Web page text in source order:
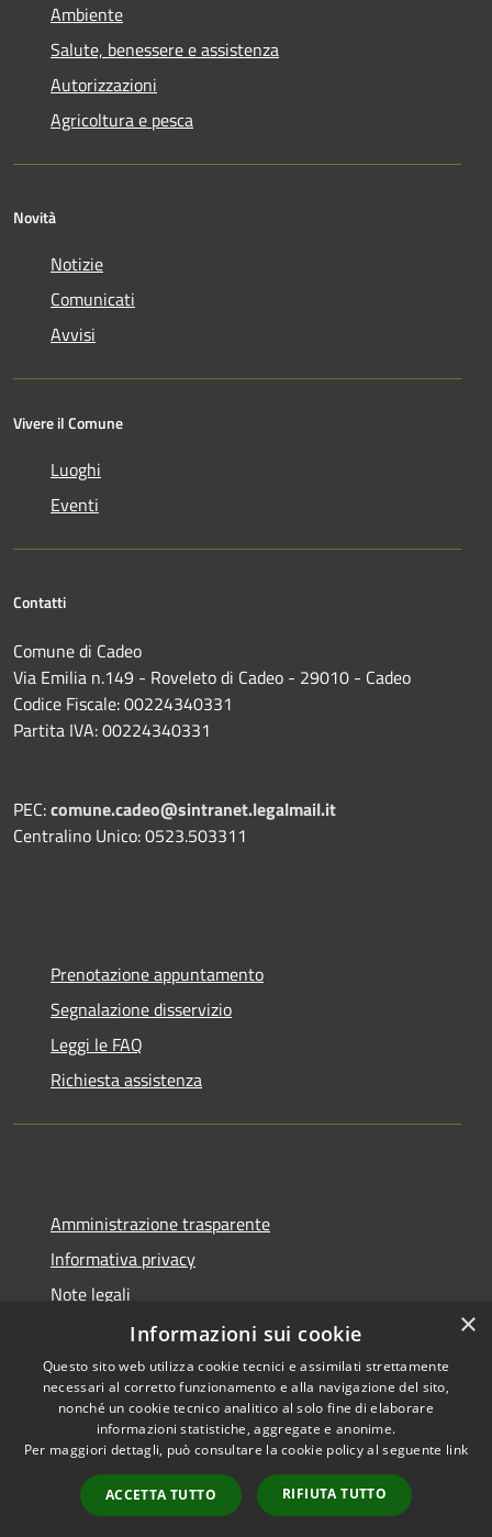
Ambiente
Salute, benessere e assistenza
Autorizzazioni
Agricoltura e pesca
Novità
Notizie
Comunicati
Avvisi
Vivere il Comune
Luoghi
Eventi
Contatti
Comune di Cadeo
Via Emilia n.149 - Roveleto di Cadeo - 29010 - Cadeo
Codice Fiscale: 00224340331
Partita IVA: 00224340331
PEC:comune.cadeo@sintranet.legalmail.it
Centralino Unico: 0523.503311
Prenotazione appuntamento
Segnalazione disservizio
Leggi le FAQ
Richiesta assistenza
Amministrazione trasparente
Informativa privacy
Note legali
Dichiarazione di accessibilità
RSS
Accessibilità
Copyright © 2026 • Comune di
Municipium•
Accesso
redazione
×
Informazioni sui cookie
Questo sito web utilizza cookie tecnici e assimilati strettamente
necessari al corretto funzionamento e alla navigazione del sito,
nonché un cookie tecnico analitico al solo fine di elaborare
informazioni statistiche, aggregate e anonime.
Per maggiori dettagli, può consultare la cookie policy al seguente link
ACCETTA TUTTO RIFIUTA TUTTO